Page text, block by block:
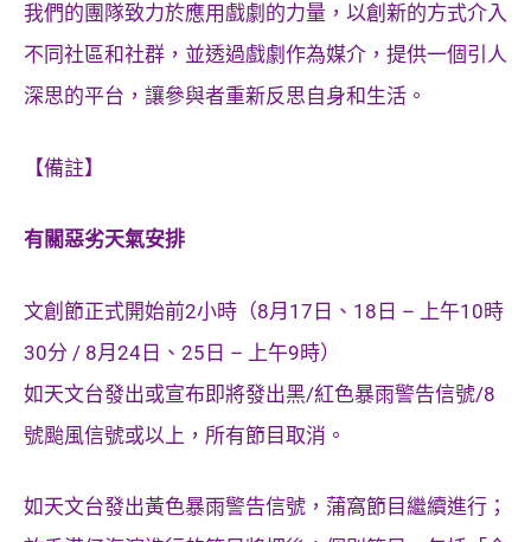
我們的團隊致力於應用戲劇的力量，以創新的方式介入
不同社區和社群，並透過戲劇作為媒介，提供一個引人
深思的平台，讓參與者重新反思自身和生活。
【備註】
有關惡劣天氣安排
文創節正式開始前2小時（8月17日、18日 – 上午10時
30分 / 8月24日、25日 – 上午9時）
如天文台發出或宣布即將發出黑/紅色暴雨警告信號/8
號颱風信號或以上，所有節目取消。
如天文台發出黃色暴雨警告信號，蒲窩節目繼續進行；